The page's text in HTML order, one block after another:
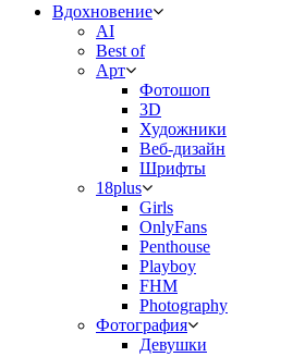
Вдохновение
AI
Best of
Арт
Фотошоп
3D
Художники
Веб-дизайн
Шрифты
18plus
Girls
OnlyFans
Penthouse
Playboy
FHM
Photography
Фотография
Девушки